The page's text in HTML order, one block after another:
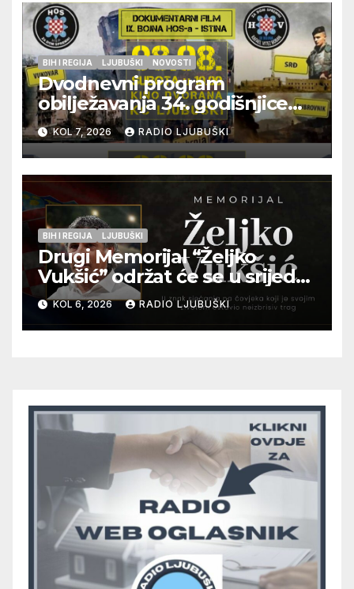
BIH I REGIJA LJUBUŠKI NOVOSTI
Dvodnevni program
obilježavanja 34. godišnjice
pogibije generala Blaža
Kraljevića i osmorice
pripadnika HOS-a
KOL 7, 2026 RADIO LJUBUŠKI
BIH I REGIJA LJUBUŠKI
Drugi Memorijal “Željko
Vukšić” održat će se u srijedu
12. kolovoza u Otoku
KOL 6, 2026 RADIO LJUBUŠKI